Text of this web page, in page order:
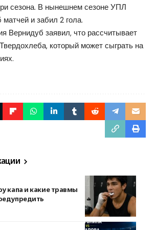
сезона. В нынешнем сезоне УПЛ
матчей и забил 2 гола.
Вернидуб заявил, что рассчитывает
который может сыграть на
капа и какие травмы